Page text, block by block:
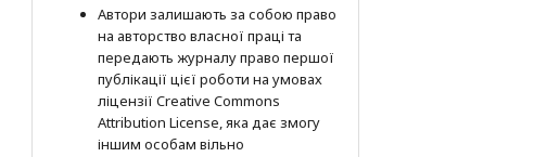
Автори залишають за собою право
на авторство власної праці та
передають журналу право першої
публікації цієї роботи на умовах
ліцензії Creative Commons
Attribution License, яка дає змогу
іншим особам вільно